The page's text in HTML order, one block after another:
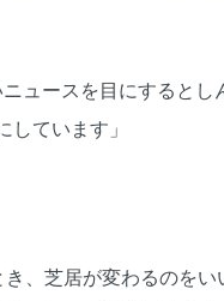
ュースを目にするとし
ています」
、芝居が変わるのを